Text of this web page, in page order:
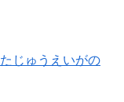
じゅうえいがの